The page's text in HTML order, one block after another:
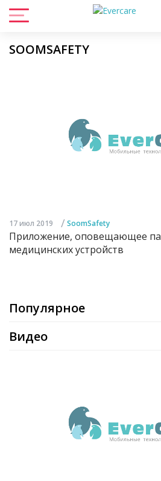
SOOMSAFETY
17 июл 2019 / SoomSafety
Приложение, оповещающее
медицинских устройств
Популярное
Видео